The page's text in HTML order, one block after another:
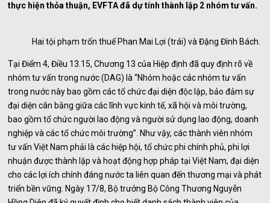
thực hiện thỏa thuận, EVFTA đã dự tính thành lập 2 nhóm tư vấn.
Hai tội phạm trốn thuế Phan Mai Lợi (trái) và Đặng Đình Bách.
Tại Điểm 4, Điều 13.15, Chương 13 của Hiệp định đã quy định rõ về
nhóm tư vấn trong nước (DAG) là “Nhóm hoặc các nhóm tư vấn
trong nước này bao gồm các tổ chức đại diện độc lập, bảo đảm sự
đại diện cân bằng giữa các lĩnh vực kinh tế, xã hội và môi trường,
bao gồm tổ chức người lao động và người sử dụng lao động, doanh
nghiệp và các tổ chức môi trường”. Như vậy, các thành viên nhóm
tư vấn Việt Nam phải là các hiệp hội, tổ chức phi chính phủ, phi lợi
nhuận được thành lập và hoạt động hợp pháp tại Việt Nam, đại diện
cho các lợi ích chính đáng nước ta liên quan đến thương mại và phát
triển bền vững. Ngày 17/8, Bộ trưởng Bộ Công Thương Nguyễn